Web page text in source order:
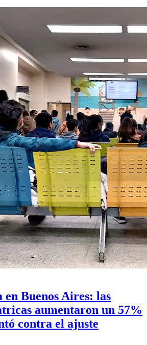
Buenos Aires: las
aumentaron un 57%
contra el ajuste